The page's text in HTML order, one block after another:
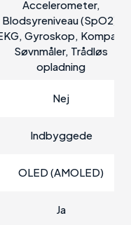
Accelerometer,
Blodsyreniveau (SpO2),
Gyroskop, Kompas,
Søvnmåler, Trådløs
opladning
Nej
Indbyggede
OLED (AMOLED)
Ja